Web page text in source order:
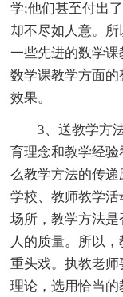
学;他们甚至付出
却不尽如人意。
一些先进的数学
数学课教学方面
效果。
3、送教学方法
育理念和教学经
么教学方法的传
学校、教师教学
场所，教学方法
人的质量。所以
重头戏。执教老
理论，选用恰当